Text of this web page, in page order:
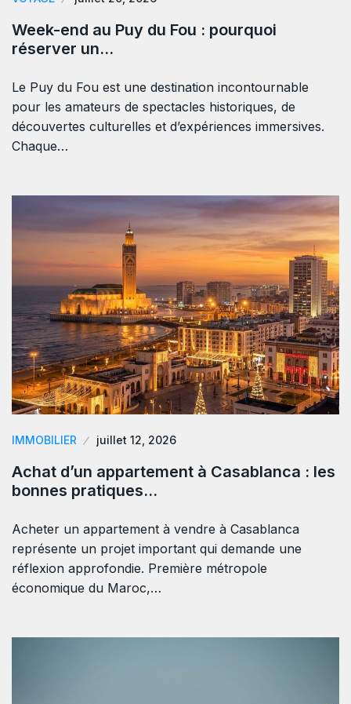
Week-end au Puy du Fou : pourquoi
réserver un…
Le Puy du Fou est une destination incontournable
pour les amateurs de spectacles historiques, de
découvertes culturelles et d’expériences immersives.
Chaque…
IMMOBILIER juillet 12, 2026
Achat d’un appartement à Casablanca : les
bonnes pratiques…
Acheter un appartement à vendre à Casablanca
représente un projet important qui demande une
réflexion approfondie. Première métropole
économique du Maroc,…